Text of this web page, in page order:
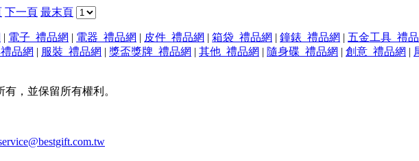
下一頁 最末頁
| 電子_禮品網 | 電器_禮品網 | 皮件_禮品網 | 箱袋_禮品網 | 鐘錶_禮品網 | 五金工具_禮
品網 | 服裝_禮品網 | 獎盃獎牌_禮品網 | 其他_禮品網 | 隨身碟_禮品網 | 創意_禮品網 |
，並保留所有權利。